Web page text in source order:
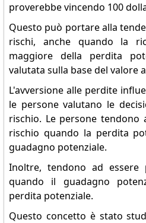
proverebbe vincendo 100
Questo può portare alla
rischi, anche quando la
maggiore della perdita
valutata sulla base del valore
L'avversione alle perdite
le persone valutano le
rischio. Le persone tendono
rischio quando la perdita
guadagno potenziale.
Inoltre, tendono ad
quando il guadagno
perdita potenziale.
Questo concetto è stato